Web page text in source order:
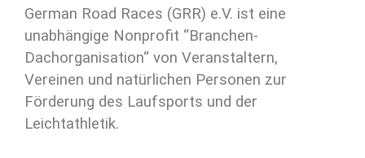
German Road Races (GRR) e.V. ist eine
unabhängige Nonprofit “Branchen-
Dachorganisation“ von Veranstaltern,
Vereinen und natürlichen Personen zur
Förderung des Laufsports und der
Leichtathletik.